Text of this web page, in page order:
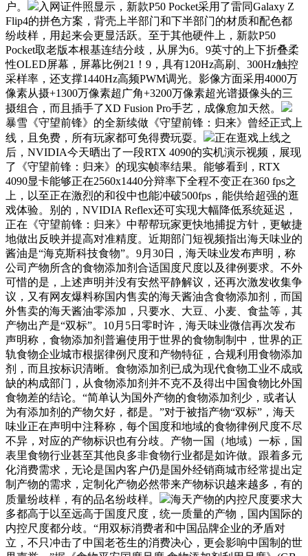
户。
入网证件照显示，新款P50 Pocket采用了雷同Galaxy Z
Flip4的拼色方案，背壳上半部门和下半部门的材质和配色都
纷歧样，用起来会更显活跃。至于其他硬件上，新款P50
Pocket取老版本根基连结分歧，从屏为6。9英寸的上下折叠柔
性OLED屏幕，屏幕比例21！9，具有120Hz高刷、300Hz触控
采样率，还支撑1440Hz高频PWM调光。影像方面采用4000万
像素从摄+1300万像素超广角+3200万像素超光谱摄像头的三
摄组合，而且插手了XD Fusion Pro手艺，成像愈加天然。
暴雪《守望前锋》的全新续做《守望前锋：归来》曾经正式上
线，且免费，所有玩家都可免得费玩耍。
正在逛戏上线之
后，NVIDIA今天晒出了一段RTX 4090的实机演示视频，展现
了《守望前锋：归来》的现实帧率结果。能够看到，RTX
4090显卡能够正在2560x1440分辩率下全程不变正在360 fps之
上，以至正在激烈的和役中也能冲破500fps，能供给超强的逛
戏体验。别的，NVIDIA Reflex还可实现大幅降低系统延迟，
正在《守望前锋：归来》中帮帮玩家更快地捕捉方针，更敏捷
地做出反映并提高对准精度。近期部门短视频指出海天味业的
酱油是“海克斯科技食物”。9月30日，海天味业发布声明，称
公司产物所含的食物添加剂合适国度尺度以及律例要求。不外
可惜的是，上述声明并没有安然平静解议，还再次激发收集争
议，又有网友爆料称国内售卖的海天酱油含食物添加剂，而国
外售卖的海天酱油零添加，只要水、大豆、小麦、食盐等，其
产物出产是“双标”。10月5日零时许，海天味业微信再次发布
声明称，食物添加剂普遍使用于世界的食物制制中，世界的正
轨食物企业城市根据律例尺度和产物特征，合规利用食物添加
剂，而且按标识清晰。食物添加剂已成为现代食物工业不成或
缺的构成部门，从食物添加剂并不克不及得出中国食物比外国
食物差的结论。“简单认为国外产物的食物添加剂少，或者认
为有添加剂的产物欠好，都是。”对于被指产物“双标”，海天
味业正在声明中注释称，每个国度和地域的食物律例尺度不尽
不异，对应的产物标识也有分歧。产物一国（地域）一标，国
表里食物行业甚至其他良多非食物行业都是如许做。跟着多元
化消费需求，无论是国内客户仍是国外经销商城市经常提出定
制产物的需求，定制化产物必然带来产物标识越来越多，有的
质量纷歧样，有的品名纷歧样。
海天产物的内控尺度要求大
多都高于以至远高于国度尺度，统一质量的产物，国内国际的
内控尺度都分歧。“用双标消费者和中国品牌企业的矛盾对
立，不只冲击了中国老苍生的消费决心，更会影响中国制的世